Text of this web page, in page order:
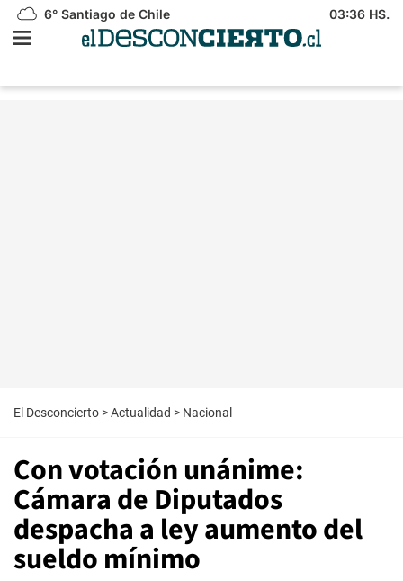
6° Santiago de Chile 03:36 HS.
El Desconcierto >Actualidad > Nacional
Con votación unánime:
Cámara de Diputados
despacha a ley aumento del
sueldo mínimo